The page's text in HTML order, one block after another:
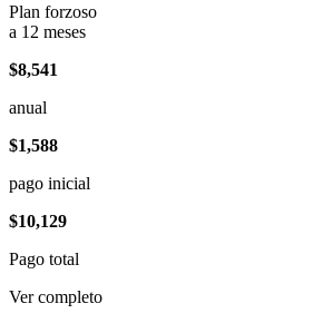
Plan forzoso
a 12 meses
$8,541
anual
$1,588
pago inicial
$10,129
Pago total
Ver completo